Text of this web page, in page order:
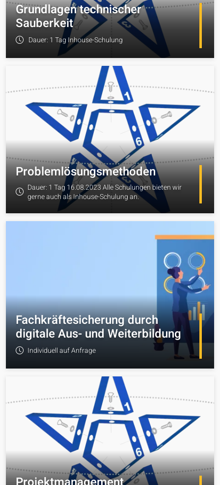
Grundlagen technischer
Sauberkeit
Dauer: 1 Tag Inhouse-Schulung
zum Angebot
Problemlösungsmethoden
Dauer: 1 Tag 16.08.2023 Alle Schulungen bieten wir
gerne auch als Inhouse-Schulung an.
zum Angebot
Fachkräftesicherung durch
digitale Aus- und Weiterbildung
Individuell auf Anfrage
zum Angebot